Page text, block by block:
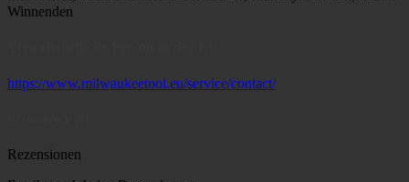
Winnenden
https://www.milwaukeetool.eu/service/contact/
Rezensionen